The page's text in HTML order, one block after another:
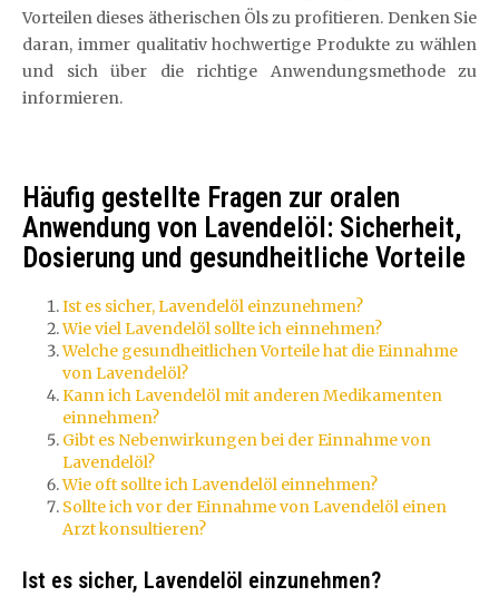
Vorteilen dieses ätherischen Öls zu profitieren. Denken Sie
daran, immer qualitativ hochwertige Produkte zu wählen
und sich über die richtige Anwendungsmethode zu
informieren.
Häufig gestellte Fragen zur oralen
Anwendung von Lavendelöl: Sicherheit,
Dosierung und gesundheitliche Vorteile
Ist es sicher, Lavendelöl einzunehmen?
Wie viel Lavendelöl sollte ich einnehmen?
Welche gesundheitlichen Vorteile hat die Einnahme
von Lavendelöl?
Kann ich Lavendelöl mit anderen Medikamenten
einnehmen?
Gibt es Nebenwirkungen bei der Einnahme von
Lavendelöl?
Wie oft sollte ich Lavendelöl einnehmen?
Sollte ich vor der Einnahme von Lavendelöl einen
Arzt konsultieren?
Ist es sicher, Lavendelöl einzunehmen?